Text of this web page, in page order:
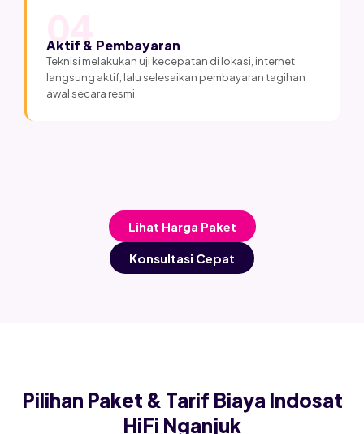
04
Aktif & Pembayaran
Teknisi melakukan uji kecepatan di lokasi, internet
langsung aktif, lalu selesaikan pembayaran tagihan
awal secara resmi.
Lihat Harga Paket
Konsultasi Cepat
Pilihan Paket & Tarif Biaya Indosat
HiFi Nganjuk